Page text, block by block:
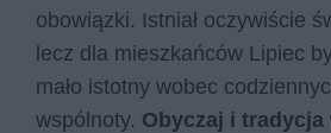
obowiązki. Istniał oczywiście
lecz dla mieszkańców Lipiec
mało istotny wobec
wspólnoty. Obyczaj i tradycja